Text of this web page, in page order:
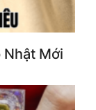
Nhật Mới